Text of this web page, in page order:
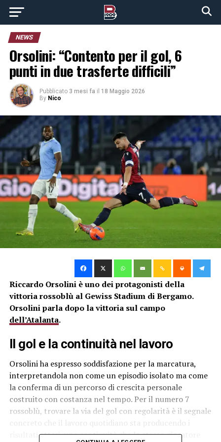
NEWS
Orsolini: “Contento per il gol, 6
punti in due trasferte difficili”
Pubblicato 3 mesi fa il 18 Maggio 2026
By Nico
Riccardo Orsolini è uno dei protagonisti della
vittoria rossoblù al Gewiss Stadium di Bergamo.
Orsolini parla dopo la vittoria sul campo
dell’Atalanta.
Il gol e la continuità nel lavoro
Orsolini ha espresso soddisfazione per la marcatura,
interpretandola non come un episodio isolato ma come
la conferma di un percorso di crescita personale
costruito con costanza nel tempo. Per il numero 7
rossoblù, trovare la via del gol con regolarità è il segnale
concreto che il lavoro quotidiano sta producendo i
risultati attesi, una continuità che lo stesso giocatore